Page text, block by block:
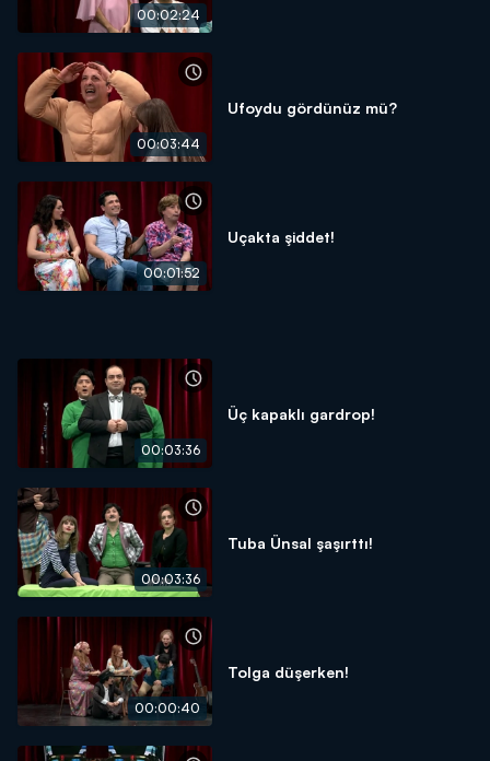
00:02:24
00:03:44
Ufoydu gördünüz mü?
00:01:52
Uçakta şiddet!
00:03:36
Üç kapaklı gardrop!
00:03:36
Tuba Ünsal şaşırttı!
00:00:40
Tolga düşerken!